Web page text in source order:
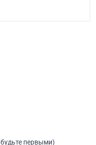
первыми)